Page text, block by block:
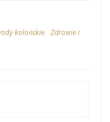
kolońskie
Zdrowie i